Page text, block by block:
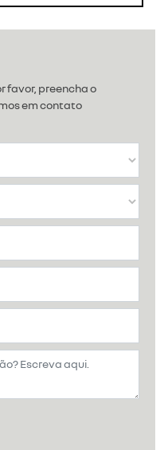
favor, preencha o
em contato